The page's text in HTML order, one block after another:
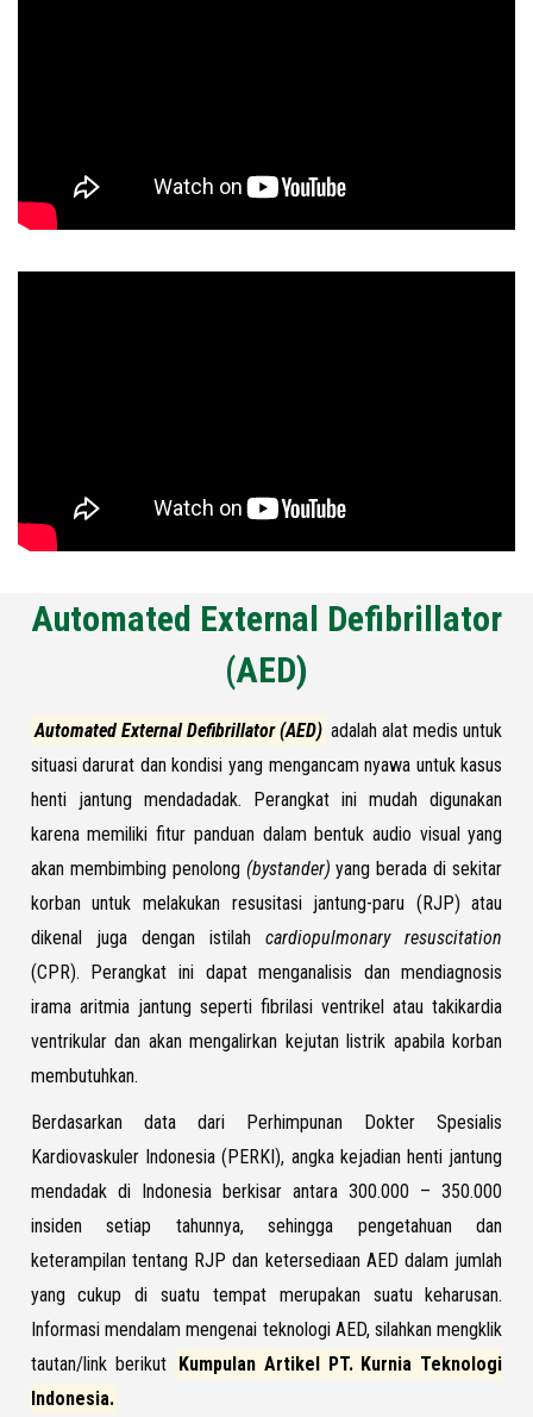
Automated External Defibrillator
(AED)
Automated External Defibrillator (AED) adalah alat medis untuk
situasi darurat dan kondisi yang mengancam nyawa untuk kasus
henti jantung mendadadak. Perangkat ini mudah digunakan
karena memiliki fitur panduan dalam bentuk audio visual yang
akan membimbing penolong (bystander) yang berada di sekitar
korban untuk melakukan resusitasi jantung-paru (RJP) atau
dikenal juga dengan istilahcardiopulmonary resuscitation
(CPR). Perangkat ini dapat menganalisis dan mendiagnosis
irama aritmia jantung seperti fibrilasi ventrikel atau takikardia
ventrikular dan akan mengalirkan kejutan listrik apabila korban
membutuhkan.
Berdasarkan data dari Perhimpunan Dokter Spesialis
Kardiovaskuler Indonesia (PERKI), angka kejadian henti jantung
mendadak di Indonesia berkisar antara 300.000 – 350.000
insiden setiap tahunnya, sehingga pengetahuan dan
keterampilan tentang RJP dan ketersediaan AED dalam jumlah
yang cukup di suatu tempat merupakan suatu keharusan.
Informasi mendalam mengenai teknologi AED, silahkan mengklik
tautan/link berikut
Kumpulan Artikel PT. Kurnia Teknologi
Indonesia.